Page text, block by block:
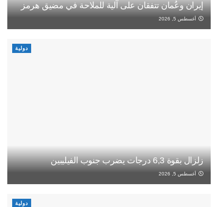
إيران وعُمان تتفقان على آلية للملاحة في مضيق هرمز
أغسطس 5, 2026
دولية
زلزال بقوة 6,3 درجات يضرب جنوب الفيليبين
أغسطس 5, 2026
دولية